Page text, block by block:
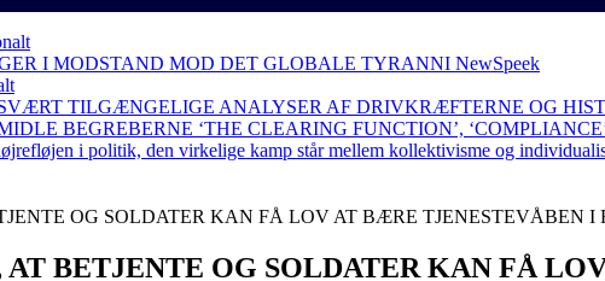
I MODSTAND MOD DET GLOBALE TYRANNI NewSpeek
TILGÆNGELIGE ANALYSER AF DRIVKRÆFTERNE OG
BEGREBERNE ‘THE CLEARING FUNCTION’,
i politik, den virkelige kamp står mellem kollektivisme og
OG SOLDATER KAN FÅ LOV AT BÆRE TJENESTEVÅBEN I
BETJENTE OG SOLDATER KAN FÅ